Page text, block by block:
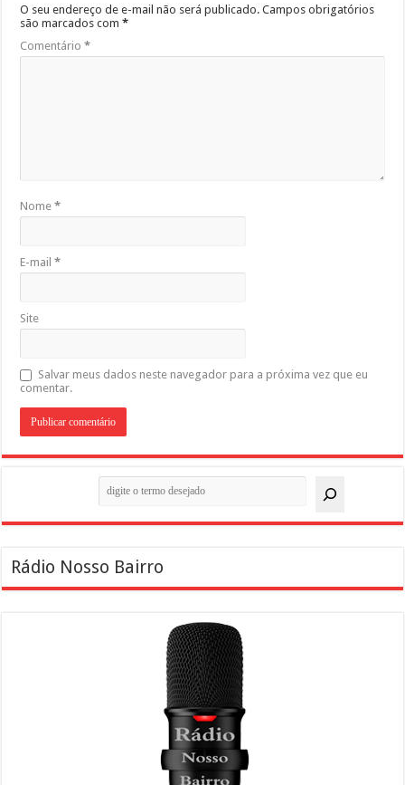
O seu endereço de e-mail não será publicado. Campos obrigatórios
são marcados com*
Comentário*
Nome*
E-mail*
Site
Salvar meus dados neste navegador para a próxima vez que eu
comentar.
Rádio Nosso Bairro